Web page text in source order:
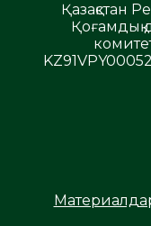
Қазақстан
Қоғамдық